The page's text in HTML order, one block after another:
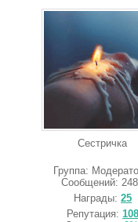
Сестричка
Группа:
Сообщений:
Награды: 25
Репутация: 108